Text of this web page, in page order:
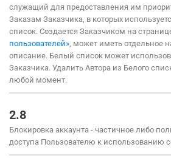
служащий для предоставления им
Заказам Заказчика, в которых
список. Создается Заказчиком на
пользователей», может иметь отдельное
описание. Белый список может
Заказчика. Удалить Автора из Белого
любой момент.
2.8
Блокировка аккаунта - частичное либо
доступа Пользователю к использованию